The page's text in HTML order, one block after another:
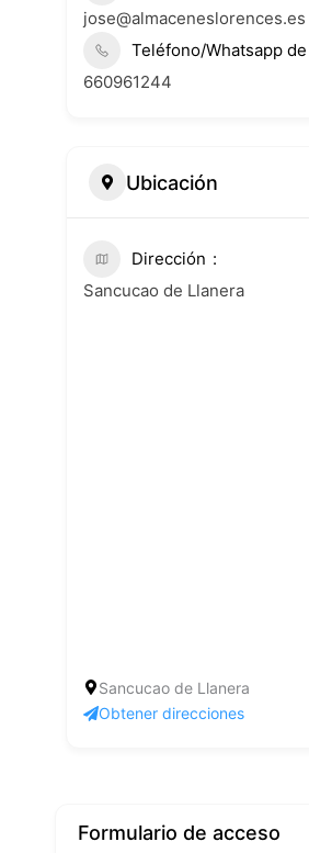
jose@almaceneslorences.es
Teléfono/Whatsapp
660961244
Ubicación
Dirección
Sancucao de Llanera
Sancucao de Llanera
Obtener direcciones
Formulario de acceso